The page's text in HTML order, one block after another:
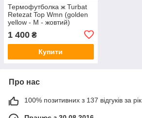
Термофутболка ж Turbat
Retezat Top Wmn (golden
yellow - M - жовтий)
1 400 ₴
Купити
Про нас
100% позитивних з 137 відгуків за рік